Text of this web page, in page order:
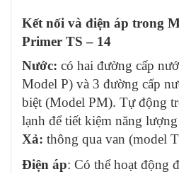
Kết nối và điện áp trong
Primer TS – 14
Nước: có hai đường cấp
Model P) và 3 đường cấp
biệt (Model PM). Tự động
lạnh để tiết kiệm năng lượng
Xả: thông qua van (model
Điện áp: Có thể hoạt động